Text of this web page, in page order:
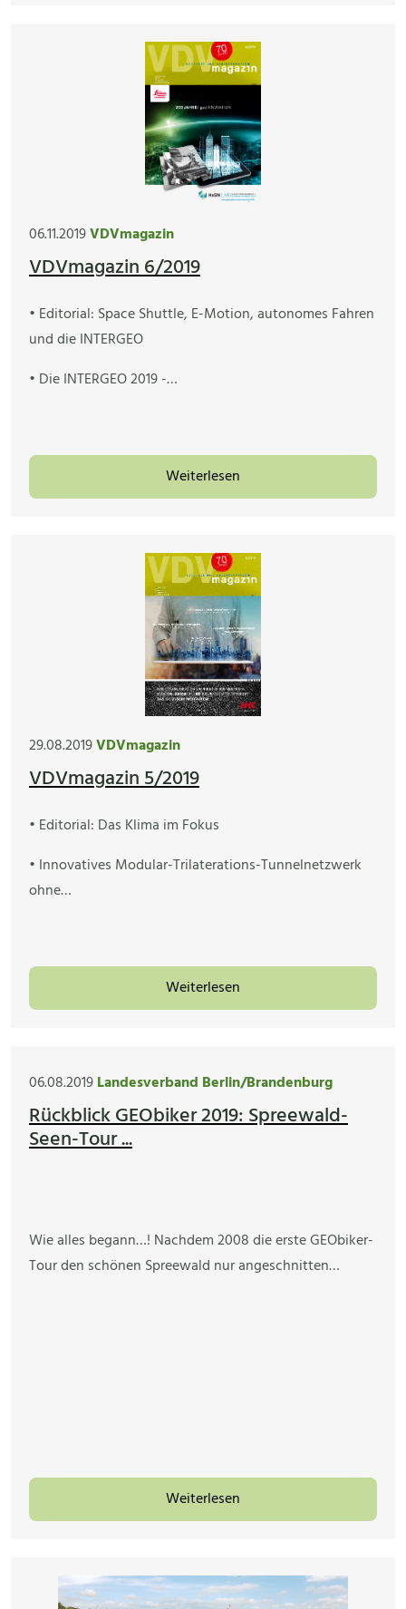
06.11.2019VDVmagazin
VDVmagazin 6/2019
• Editorial: Space Shuttle, E-Motion, autonomes Fahren
und die INTERGEO
• Die INTERGEO 2019 -…
Weiterlesen
29.08.2019VDVmagazin
VDVmagazin 5/2019
• Editorial: Das Klima im Fokus
• Innovatives Modular-Trilaterations-Tunnelnetzwerk
ohne…
Weiterlesen
06.08.2019Landesverband Berlin/Brandenburg
Rückblick GEObiker 2019: Spreewald-
Seen-Tour ...
Wie alles begann…! Nachdem 2008 die erste GEObiker-
Tour den schönen Spreewald nur angeschnitten…
Weiterlesen